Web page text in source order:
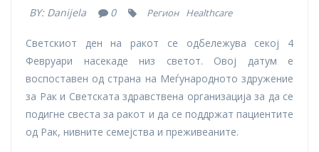
BY: Danijela 0 Регион Healthcare
Светскиот ден на ракот се одбележува секој 4
Февруари насекаде низ светот. Овој датум е
воспоставен од страна на Меѓународното здружение
за Рак и Светската здравствена организација за да се
подигне свеста за ракот и да се поддржат пациентите
од Рак, нивните семејства и преживеаните.